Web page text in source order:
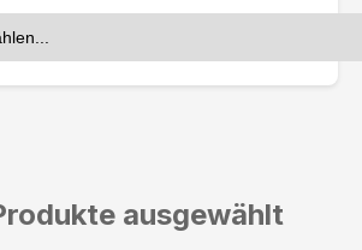
ausgewählt